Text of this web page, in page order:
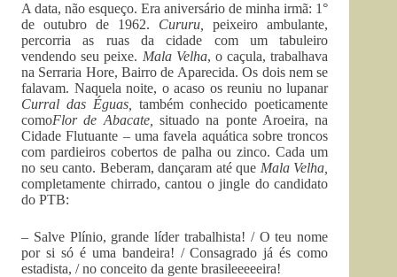
A data, não esqueço. Era aniversário de minha irmã: 1°
de outubro de 1962. Cururu,
peixeiro ambulante,
percorria as ruas da cidade com um tabuleiro
vendendo seu peixe. Mala Velha, o caçula, trabalhava
na Serraria Hore, Bairro de Aparecida. Os dois nem se
falavam. Naquela noite, o acaso os reuniu no lupanar
Curral das Éguas,
também conhecido poeticamente
comoFlor de Abacate,
situado na ponte Aroeira, na
Cidade Flutuante – uma favela aquática sobre troncos
com pardieiros cobertos de palha ou zinco. Cada um
no seu canto. Beberam, dançaram até que Mala Velha,
completamente chirrado, cantou o jingle do candidato
do PTB:
– Salve Plínio, grande líder trabalhista! / O teu nome
por si só é uma bandeira! / Consagrado já és como
estadista, / no conceito da gente brasileeeeeira!